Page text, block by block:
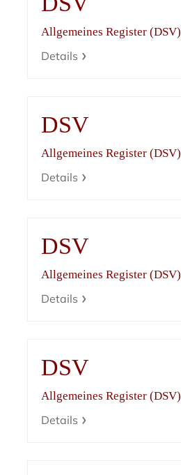
Allgemeines Register (DSV)
Details
DSV
Allgemeines Register (DSV)
Details
DSV
Allgemeines Register (DSV)
Details
DSV
Allgemeines Register (DSV)
Details